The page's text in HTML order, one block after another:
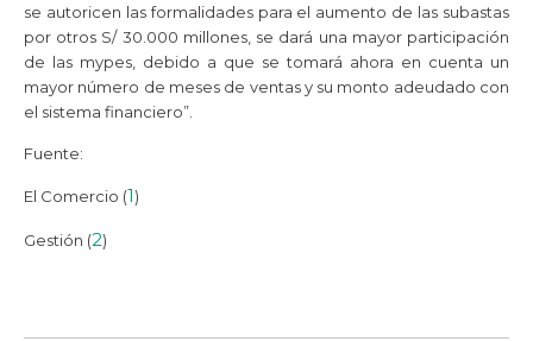
se autoricen las formalidades para el aumento de las subastas
por otros S/ 30.000 millones, se dará una mayor participación
de las mypes, debido a que se tomará ahora en cuenta un
mayor número de meses de ventas y su monto adeudado con
el sistema financiero”.
Fuente:
El Comercio (1)
Gestión (2)